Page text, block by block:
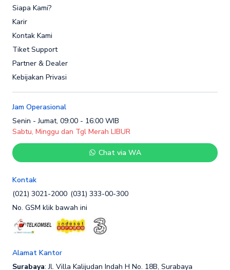
Siapa Kami?
Karir
Kontak Kami
Tiket Support
Partner & Dealer
Kebijakan Privasi
Jam Operasional
Senin - Jumat, 09:00 - 16:00 WIB
Sabtu, Minggu dan Tgl Merah LIBUR
Chat via WA
Kontak
(021) 3021-2000 (031) 333-00-300
No. GSM klik bawah ini
Alamat Kantor
Surabaya: Jl. Villa Kalijudan Indah H No. 18B, Surabaya